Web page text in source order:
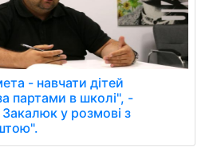
- навчати дітей
партами в школі", -
у розмові з